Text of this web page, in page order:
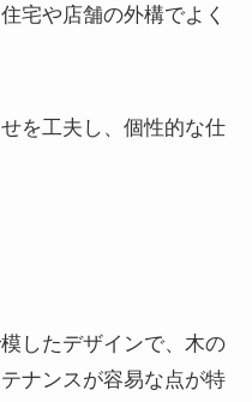
宅や店舗の外構でよく
を工夫し、個性的な仕
したデザインで、木の
ナンスが容易な点が特